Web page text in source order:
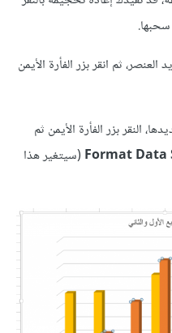
ثم انقر بزر الفأرة الأيمن
النقر بزر الفأرة الأيمن ثم
Format Data (سيتغير هذا